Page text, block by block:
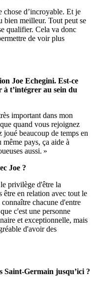
chose d’incroyable. Et je
bien meilleur. Tout peut se
qualifier. Cela va donc
de voir plus
Joe Echegini. Est-ce
à t’intégrer au sein du
important dans mon
quand vous rejoignez
beaucoup de temps en
pays, ça aide à
aussi. »
Joe ?
privilège d'être la
être en relation avec tout le
chacune d'entre
c'est une personne
et exceptionnelle, mais
d'avoir des
Saint-Germain jusqu’ici ?